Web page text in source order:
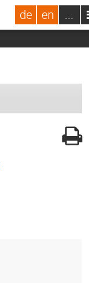
de en ...